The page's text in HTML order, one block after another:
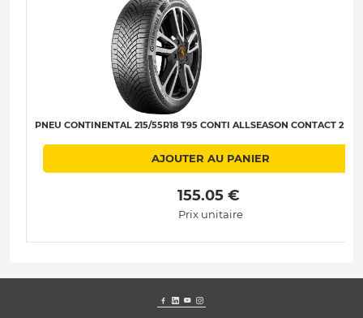
PNEU CONTINENTAL 215/55R18 T95 CONTI ALLSEASON CONTACT 2 B-
AJOUTER AU PANIER
155.05 €
Prix unitaire